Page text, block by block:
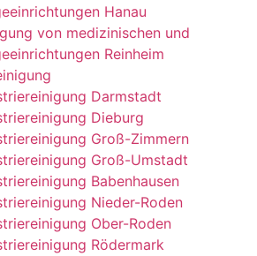
Hanau
von medizinischen und
Reinheim
Darmstadt
Dieburg
Groß-Zimmern
Groß-Umstadt
Babenhausen
Nieder-Roden
Ober-Roden
Rödermark